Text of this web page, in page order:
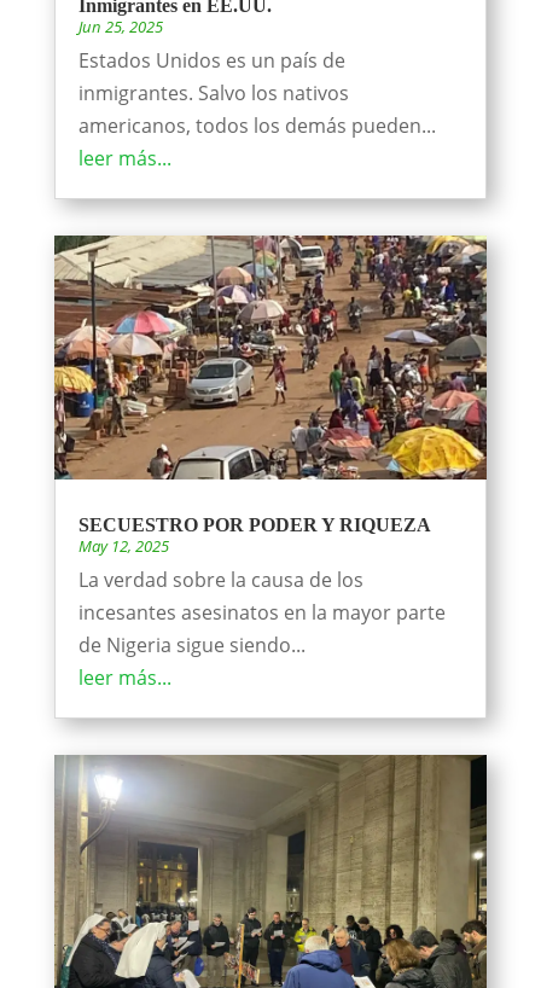
Inmigrantes en EE.UU.
Jun 25, 2025
Estados Unidos es un país de
inmigrantes. Salvo los nativos
americanos, todos los demás pueden...
leer más...
SECUESTRO POR PODER Y RIQUEZA
May 12, 2025
La verdad sobre la causa de los
incesantes asesinatos en la mayor parte
de Nigeria sigue siendo...
leer más...